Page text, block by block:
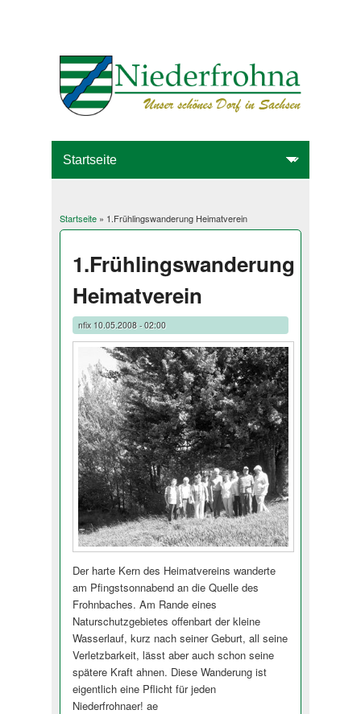
Sie sind hier
Startseite» 1.Frühlingswanderung Heimatverein
1.Frühlingswanderung
Heimatverein
nfix10.05.2008 - 02:00
Der harte Kern des Heimatvereins wanderte
am Pfingstsonnabend an die Quelle des
Frohnbaches. Am Rande eines
Naturschutzgebietes offenbart der kleine
Wasserlauf, kurz nach seiner Geburt, all seine
Verletzbarkeit, lässt aber auch schon seine
spätere Kraft ahnen. Diese Wanderung ist
eigentlich eine Pflicht für jeden
Niederfrohnaer! ae